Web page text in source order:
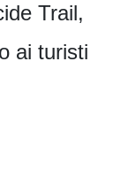
Trail,
ai turisti